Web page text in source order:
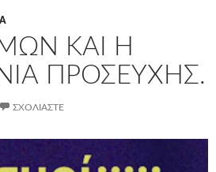
ΚΑΙ Η
ΠΡΟΣΕΥΧΉΣ.
ΣΧΟΛΙΆΣΤΕ